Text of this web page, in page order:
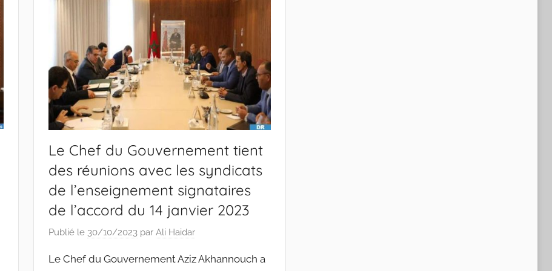
Le Chef du Gouvernement tient
des réunions avec les syndicats
de l’enseignement signataires
de l’accord du 14 janvier 2023
Publié le 30/10/2023 parAli Haidar
Le Chef du Gouvernement Aziz Akhannouch a